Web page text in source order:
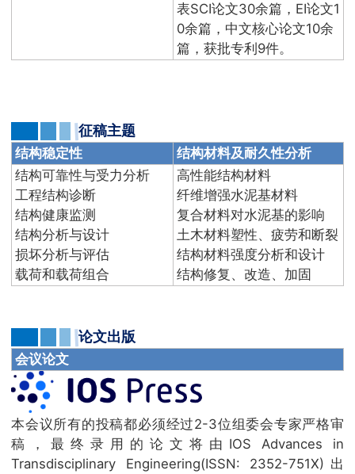
表SCI论文30余篇，EI论文1
0余篇，中文核心论文10余
篇，获批专利9件。
征稿主题
结构稳定性
结构材料及耐久性分析
结构可靠性与受力分析
工程结构诊断
结构健康监测
结构分析与设计
损坏分析与评估
载荷和载荷组合
高性能结构材料
纤维增强水泥基材料
复合材料对水泥基的影响
土木材料塑性、疲劳和断裂
结构材料强度分析和设计
结构修复、改造、加固
论文出版
会议论文
本会议所有的投稿都必须经过2-3位组委会专家严格审
稿，最终录用的论文将由IOS Advances in
Transdisciplinary Engineering(ISSN: 2352-751X)出